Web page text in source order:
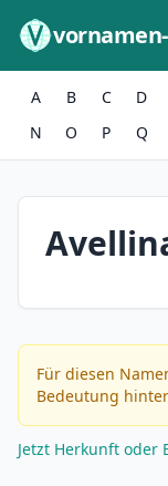
A B C D
N
O P Q
Für diesen
Bedeutung
Jetzt Herkunft oder